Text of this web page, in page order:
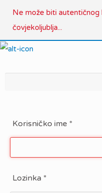
Ne može biti autentičnog
čovjekoljublja...
Korisničko ime *
Lozinka *